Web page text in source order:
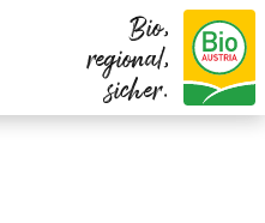
Bio,
regional,
sicher.